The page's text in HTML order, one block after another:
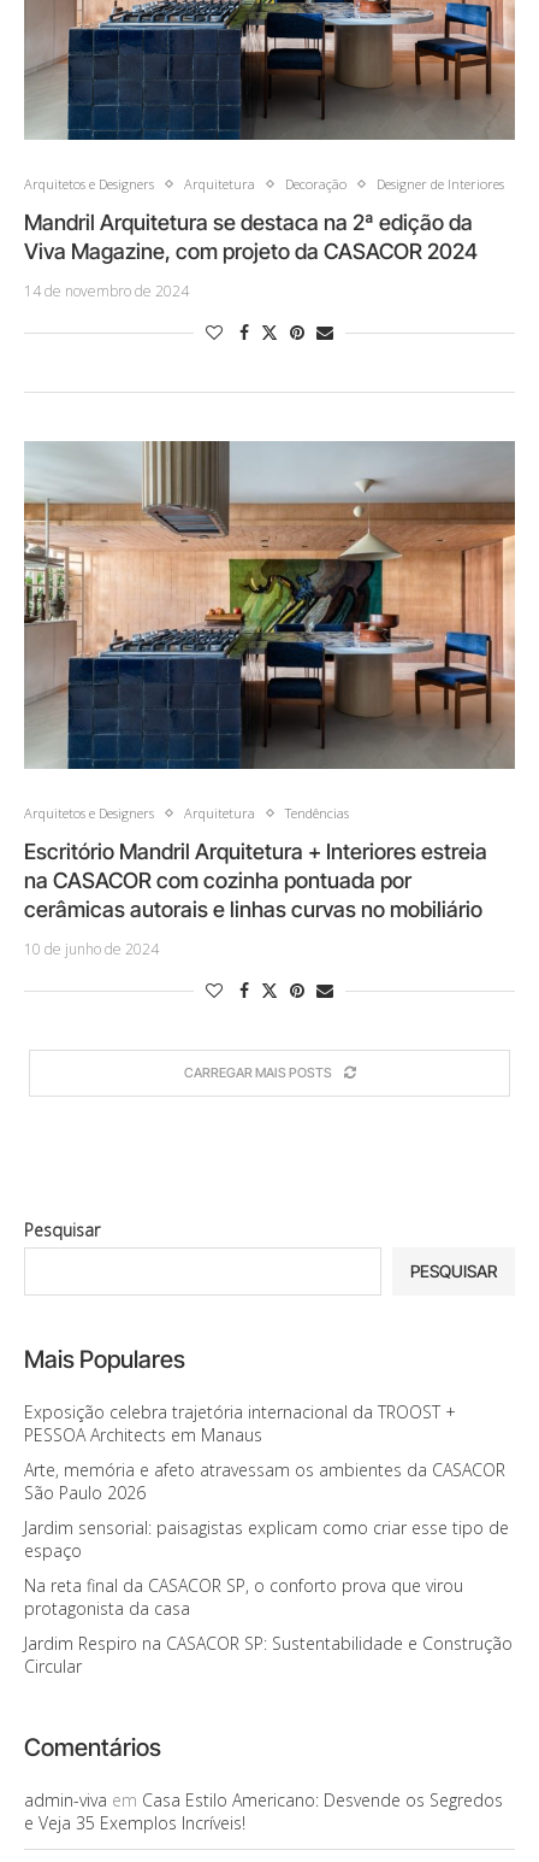
Arquitetos e Designers Arquitetura Decoração Designer de Interiores
Mandril Arquitetura se destaca na 2ª edição da
Viva Magazine, com projeto da CASACOR 2024
14 de novembro de 2024
Arquitetos e Designers Arquitetura Tendências
Escritório Mandril Arquitetura + Interiores estreia
na CASACOR com cozinha pontuada por
cerâmicas autorais e linhas curvas no mobiliário
10 de junho de 2024
CARREGAR MAIS POSTS
Pesquisar
PESQUISAR
Mais Populares
Exposição celebra trajetória internacional da TROOST +
PESSOA Architects em Manaus
Arte, memória e afeto atravessam os ambientes da CASACOR
São Paulo 2026
Jardim sensorial: paisagistas explicam como criar esse tipo de
espaço
Na reta final da CASACOR SP, o conforto prova que virou
protagonista da casa
Jardim Respiro na CASACOR SP: Sustentabilidade e Construção
Circular
Comentários
admin-viva em Casa Estilo Americano: Desvende os Segredos
e Veja 35 Exemplos Incríveis!